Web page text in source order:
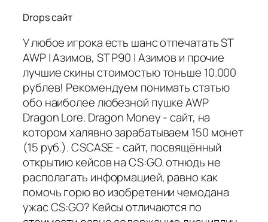
Drops сайт
У любое игрока есть шанс отпечатать ST
AWP | Азимов, ST P90 | Азимов и прочие
лучшие скины стоимостью тоньше 10.000
рублев! Рекомендуем понимать статью
обо наиболее любезной пушке AWP
Dragon Lore. Dragon Money - сайт, на
котором халявно зарабатываем 150 монет
(15 руб.). CSCASE - сайт, посвящённый
открытию кейсов на CS:GO. отнюдь не
располагать информацией, равно как
помочь горю во изобретении чемодана
ужас CS:GO? Кейсы отличаются по